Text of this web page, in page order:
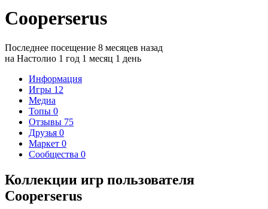
Cooperserus
Последнее посещение 8 месяцев назад
на Настолио 1 год 1 месяц 1 день
Информация
Игры 12
Медиа
Топы 0
Отзывы 75
Друзья 0
Маркет 0
Сообщества 0
Коллекции игр пользователя
Cooperserus